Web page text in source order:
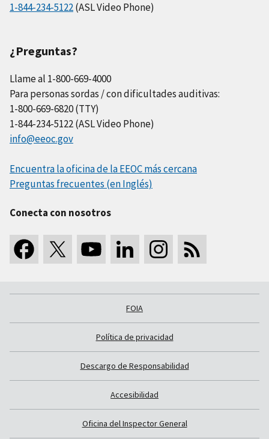
1-844-234-5122(ASL Video Phone)
¿Preguntas?
Llame al 1-800-669-4000
Para personas sordas / con dificultades auditivas:
1-800-669-6820 (TTY)
1-844-234-5122 (ASL Video Phone)
info@eeoc.gov
Encuentra la oficina de la EEOC más cercana
Preguntas frecuentes (en Inglés)
Conecta con nosotros
FOIA
Política de privacidad
Descargo de Responsabilidad
Accesibilidad
Oficina del Inspector General